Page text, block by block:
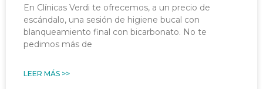
En Clínicas Verdi te ofrecemos, a un precio de
escándalo, una sesión de higiene bucal con
blanqueamiento final con bicarbonato. No te
pedimos más de
LEER MÁS >>